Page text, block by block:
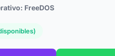
FreeDOS